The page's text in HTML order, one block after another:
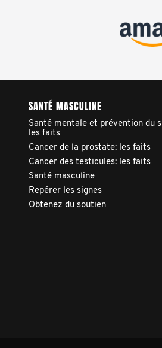
SANTÉ MASCULINE
Santé mentale et prévention du
les faits
Cancer de la prostate: les faits
Cancer des testicules: les faits
Santé masculine
Repérer les signes
Obtenez du soutien